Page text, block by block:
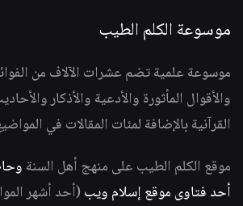
موسوعة الكلم الطيب
موسوعة علمية تضم عشرات الآلاف من
والأقوال المأثورة والأدعية والأذكار
القرآنية بالإضافة لمئات المقالات في
موقع الكلم الطيب على منهج أهل السنة
أحد فتاوى موقع إسلام ويب (أحد أشهر